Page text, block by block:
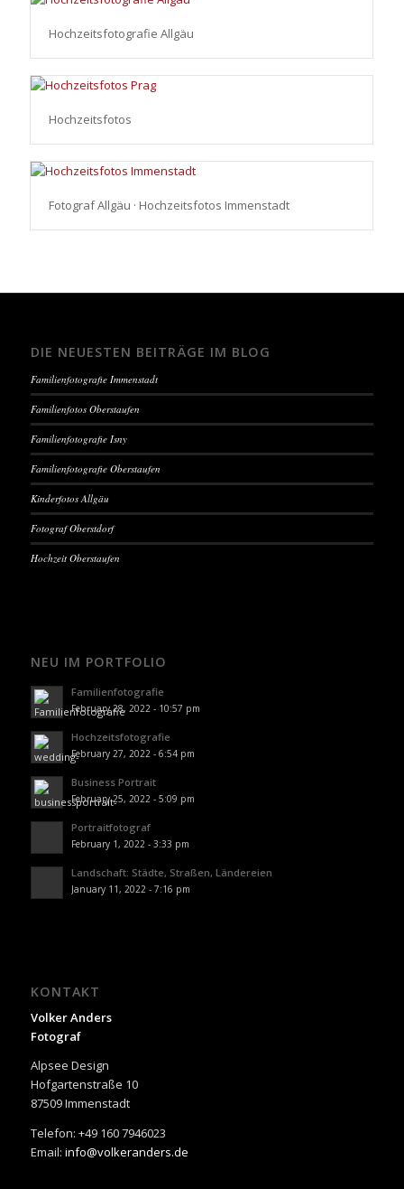
Hochzeitsfotografie Allgäu
Hochzeitsfotos
Fotograf Allgäu · Hochzeitsfotos Immenstadt
DIE NEUESTEN BEITRÄGE IM BLOG
Familienfotografie Immenstadt
Familienfotos Oberstaufen
Familienfotografie Isny
Familienfotografie Oberstaufen
Kinderfotos Allgäu
Fotograf Oberstdorf
Hochzeit Oberstaufen
NEU IM PORTFOLIO
Familienfotografie
February 28, 2022 - 10:57 pm
Hochzeitsfotografie
February 27, 2022 - 6:54 pm
Business Portrait
February 25, 2022 - 5:09 pm
Portraitfotograf
February 1, 2022 - 3:33 pm
Landschaft: Städte, Straßen, Ländereien
January 11, 2022 - 7:16 pm
KONTAKT
Volker Anders
Fotograf
Alpsee Design
Hofgartenstraße 10
87509 Immenstadt
Telefon: +49 160 7946023
Email: info@volkeranders.de